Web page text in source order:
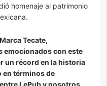
homenaje al patrimonio
Tecate,
emocionados con este
un récord en la historia
en términos de